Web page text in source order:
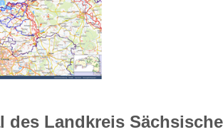
des Landkreis